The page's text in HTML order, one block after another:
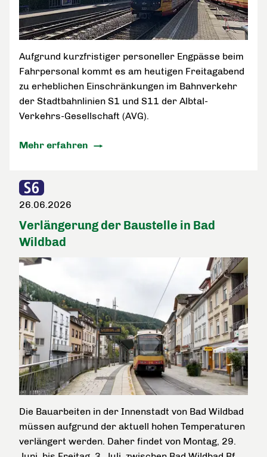
Aufgrund kurzfristiger personeller Engpässe beim
Fahrpersonal kommt es am heutigen Freitagabend
zu erheblichen Einschränkungen im Bahnverkehr
der Stadtbahnlinien S1 und S11 der Albtal-
Verkehrs-Gesellschaft (AVG).
Mehr erfahren
26.06.2026
Verlängerung der Baustelle in Bad
Wildbad
Die Bauarbeiten in der Innenstadt von Bad Wildbad
müssen aufgrund der aktuell hohen Temperaturen
verlängert werden. Daher findet von Montag, 29.